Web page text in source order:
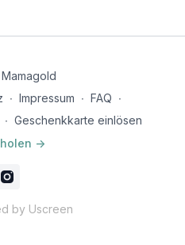
∙ Impressum ∙ FAQ ∙
∙ Geschenkkarte einlösen
->
by Uscreen